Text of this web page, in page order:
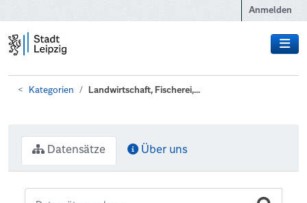
Anmelden
Kategorien Landwirtschaft, Fischerei,...
Datensätze Über uns